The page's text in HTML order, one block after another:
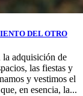
DEL OTRO
la adquisición de
las fiestas y
y vestimos el
en esencia, la...